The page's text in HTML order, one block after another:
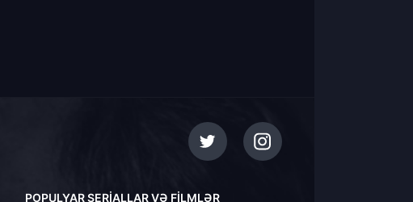
POPULYAR SERIALLAR VƏ FILMLƏR